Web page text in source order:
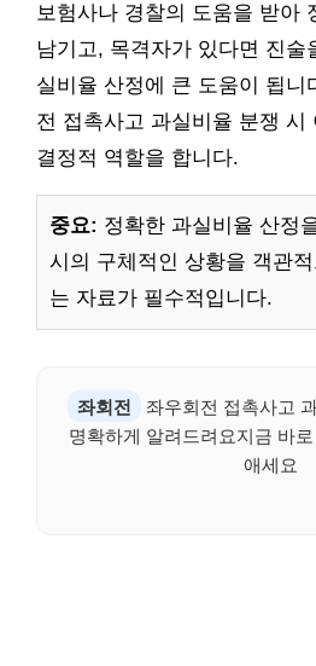
보험사나 경찰의 도움을 받아
남기고, 목격자가 있다면 진술
실비율 산정에 큰 도움이 됩니
전 접촉사고 과실비율 분쟁 시
결정적 역할을 합니다.
중요: 정확한 과실비율 산정
시의 구체적인 상황을 객관
는 자료가 필수적입니다.
좌회전
좌우회전 접촉사고
명확하게 알려드려요지금 바
애세요